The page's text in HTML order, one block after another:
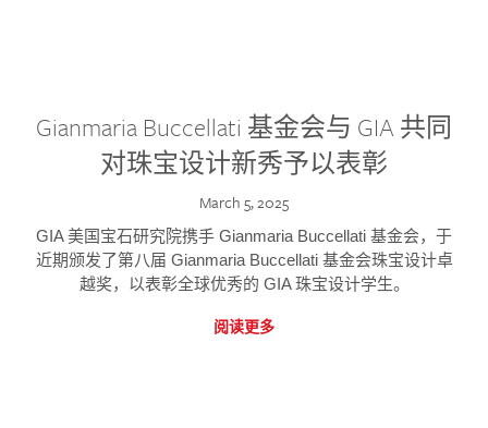
Gianmaria Buccellati 基金会与 GIA 共同
对珠宝设计新秀予以表彰
March 5, 2025
GIA 美国宝石研究院携手 Gianmaria Buccellati 基金会，于
近期颁发了第八届 Gianmaria Buccellati 基金会珠宝设计卓
越奖，以表彰全球优秀的 GIA 珠宝设计学生。
阅读更多